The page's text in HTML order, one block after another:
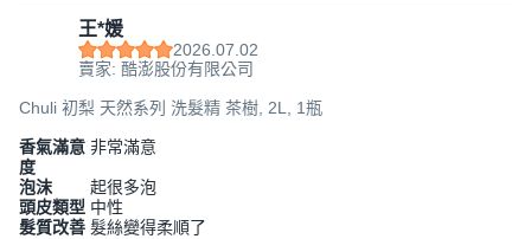
王*媛
2026.07.02
賣家: 酷澎股份有限公司
Chuli 初梨 天然系列 洗髮精 茶樹, 2L, 1瓶
香氣滿意
度
非常滿意
泡沫
起很多泡
頭皮類型 中性
髮質改善 髮絲變得柔順了